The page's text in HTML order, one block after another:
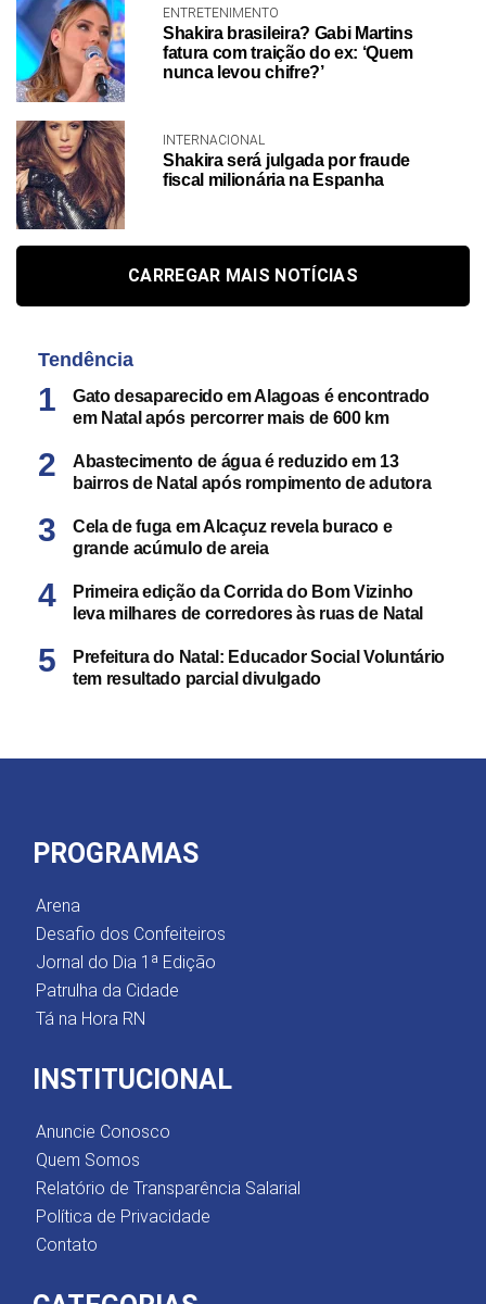
ENTRETENIMENTO
Shakira brasileira? Gabi Martins
fatura com traição do ex: ‘Quem
nunca levou chifre?’
INTERNACIONAL
Shakira será julgada por fraude
fiscal milionária na Espanha
CARREGAR MAIS NOTÍCIAS
Tendência
Gato desaparecido em Alagoas é encontrado
em Natal após percorrer mais de 600 km
Abastecimento de água é reduzido em 13
bairros de Natal após rompimento de adutora
Cela de fuga em Alcaçuz revela buraco e
grande acúmulo de areia
Primeira edição da Corrida do Bom Vizinho
leva milhares de corredores às ruas de Natal
Prefeitura do Natal: Educador Social Voluntário
tem resultado parcial divulgado
PROGRAMAS
Arena
Desafio dos Confeiteiros
Jornal do Dia 1ª Edição
Patrulha da Cidade
Tá na Hora RN
INSTITUCIONAL
Anuncie Conosco
Quem Somos
Relatório de Transparência Salarial
Política de Privacidade
Contato